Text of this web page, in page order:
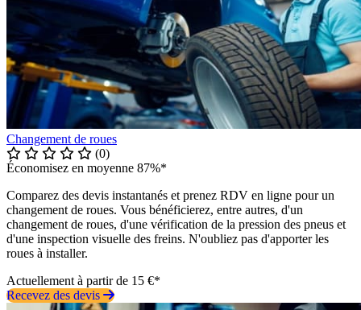
Changement de roues
(0)
Économisez en moyenne 87%*
Comparez des devis instantanés et prenez RDV en ligne pour un
changement de roues. Vous bénéficierez, entre autres, d'un
changement de roues, d'une vérification de la pression des pneus et
d'une inspection visuelle des freins. N'oubliez pas d'apporter les
roues à installer.
Actuellement à partir de 15 €*
Recevez des devis